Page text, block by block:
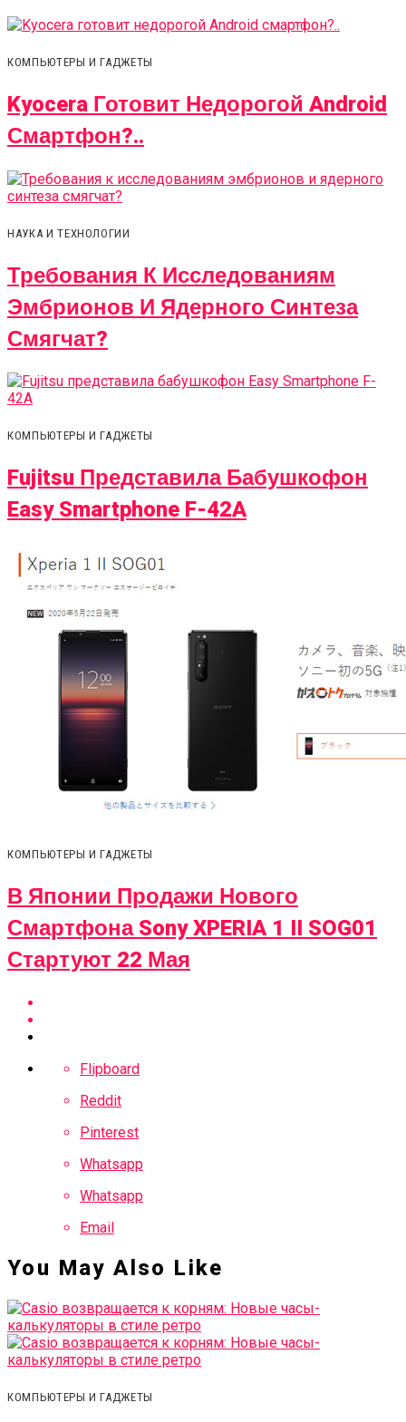
КОМПЬЮТЕРЫ И ГАДЖЕТЫ
Kyocera Готовит Недорогой Android
Смартфон?..
НАУКА И ТЕХНОЛОГИИ
Требования К Исследованиям
Эмбрионов И Ядерного Синтеза
Смягчат?
КОМПЬЮТЕРЫ И ГАДЖЕТЫ
Fujitsu Представила Бабушкофон
Easy Smartphone F-42A
КОМПЬЮТЕРЫ И ГАДЖЕТЫ
В Японии Продажи Нового
Смартфона Sony XPERIA 1 II SOG01
Стартуют 22 Мая
Flipboard
Reddit
Pinterest
Whatsapp
Whatsapp
Email
You May Also Like
КОМПЬЮТЕРЫ И ГАДЖЕТЫ